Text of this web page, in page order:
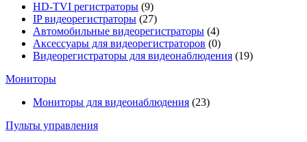
HD-TVI регистраторы (9)
IP видеорегистраторы (27)
Автомобильные видеорегистраторы (4)
Аксессуары для видеорегистраторов (0)
Видеорегистраторы для видеонаблюдения (19)
Мониторы
Мониторы для видеонаблюдения (23)
Пульты управления